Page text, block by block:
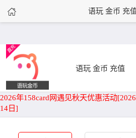
语玩 金币 充
首页
语玩 金币 充值
2026年158card网遇见秋天优惠活动
14日]